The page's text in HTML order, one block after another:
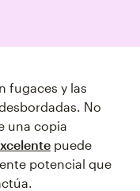
fugaces y las
No
una copia
puede
potencial que